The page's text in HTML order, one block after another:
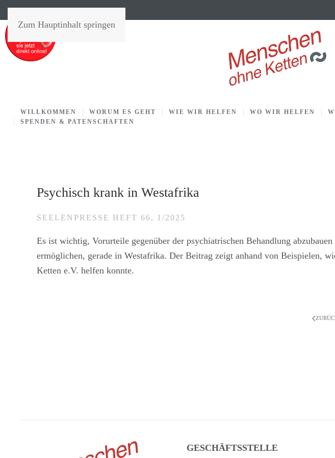
Zum Hauptinhalt springen
WILLKOMMEN WORUM ES GEHT WIE WIR HELFEN WO WIR HELFEN
SPENDEN & PATENSCHAFTEN
Psychisch krank in Westafrika
SEELENPRESSE HEFT 66, 1/2025
Es ist wichtig, Vorurteile gegenüber der psychiatrischen Behandlung
ermöglichen, gerade in Westafrika. Der Beitrag zeigt anhand von Beispielen,
Ketten e.V. helfen konnte.
GESCHÄFTSSTELLE